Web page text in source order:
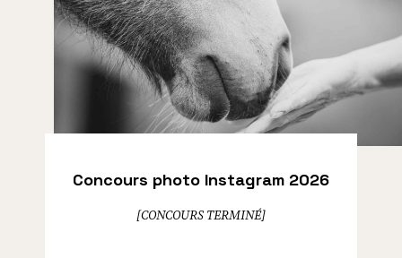
Concours photo Instagram 2026
[CONCOURS TERMINÉ]